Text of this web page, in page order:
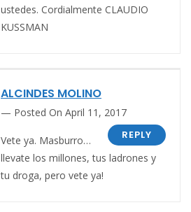
ustedes. Cordialmente CLAUDIO
KUSSMAN
ALCINDES MOLINO
Posted On April 11, 2017
REPLY
Vete ya. Masburro…
llevate los millones, tus ladrones y
tu droga, pero vete ya!